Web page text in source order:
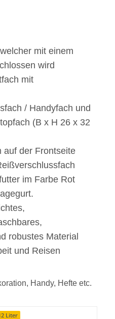
mit einem
wird
mit
/ Handyfach und
(B x H 26 x 32
auf der Frontseite
im Farbe Rot
robustes Material
und Reisen
Handy, Hefte etc.
Liter